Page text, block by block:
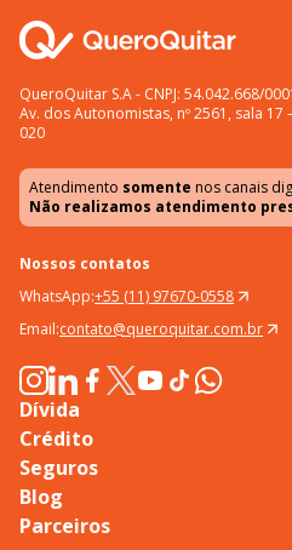
QueroQuitar S.A - CNPJ: 54.042.668/
Av. dos Autonomistas, nº 2561, sala 17
020
Atendimento somente nos canais
Não realizamos atendimento
Nossos contatos
WhatsApp:+55 (11) 97670-0558
Email:contato@queroquitar.com.br
Dívida
Crédito
Seguros
Blog
Parceiros